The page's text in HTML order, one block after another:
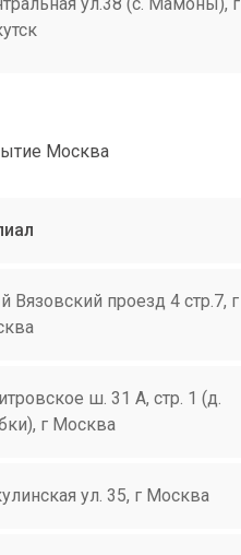
Москва
Вязовский проезд 4 стр.7, г
ш. 31 А, стр. 1 (д.
г Москва
ул. 35, г Москва